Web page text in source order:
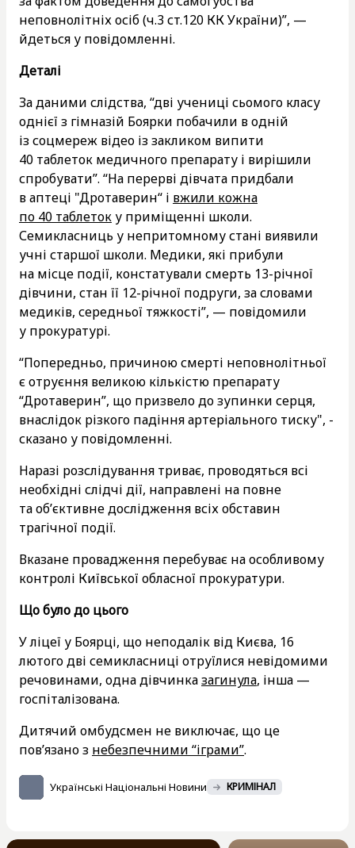
неповнолітніх осіб (ч.3 ст.120 КК України)”, —
йдеться у повідомленні.
Деталі
За даними слідства, “дві учениці сьомого класу
однієї з гімназій Боярки побачили в одній
із соцмереж відео із закликом випити
40 таблеток медичного препарату і вирішили
спробувати”. “На перерві дівчата придбали
в аптеці "Дротаверин“ і вжили кожна
по 40 таблеток у приміщенні школи.
Семикласниць у непритомному стані виявили
учні старшої школи. Медики, які прибули
на місце події, констатували смерть 13-річної
дівчини, стан її 12-річної подруги, за словами
медиків, середньої тяжкості”, — повідомили
у прокуратурі.
“Попередньо, причиною смерті неповнолітньої
є отруєння великою кількістю препарату
“Дротаверин”, що призвело до зупинки серця,
внаслідок різкого падіння артеріального тиску", -
сказано у повідомленні.
Наразі розслідування триває, проводяться всі
необхідні слідчі дії, направлені на повне
та об’єктивне дослідження всіх обставин
трагічної події.
Вказане провадження перебуває на особливому
контролі Київської обласної прокуратури.
Що було до цього
У ліцеї у Боярці, що неподалік від Києва, 16
лютого дві семикласниці отруїлися невідомими
речовинами, одна дівчинказагинула, інша —
госпіталізована.
Дитячий омбудсмен не виключає, що це
пов’язано з небезпечними “іграми”.
Українські Національні Новини КРИМІНАЛ